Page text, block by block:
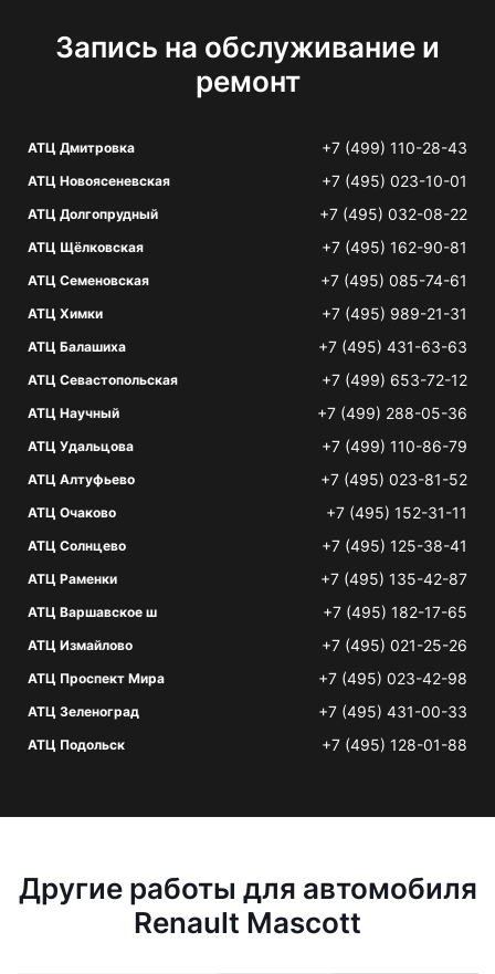
Запись на обслуживание и
ремонт
АТЦ Дмитровка +7 (499) 110-28-43
АТЦ Новоясеневская +7 (495) 023-10-01
АТЦ Долгопрудный +7 (495) 032-08-22
АТЦ Щёлковская +7 (495) 162-90-81
АТЦ Семеновская +7 (495) 085-74-61
АТЦ Химки +7 (495) 989-21-31
АТЦ Балашиха +7 (495) 431-63-63
АТЦ Севастопольская +7 (499) 653-72-12
АТЦ Научный +7 (499) 288-05-36
АТЦ Удальцова +7 (499) 110-86-79
АТЦ Алтуфьево +7 (495) 023-81-52
АТЦ Очаково +7 (495) 152-31-11
АТЦ Солнцево +7 (495) 125-38-41
АТЦ Раменки +7 (495) 135-42-87
АТЦ Варшавское ш +7 (495) 182-17-65
АТЦ Измайлово +7 (495) 021-25-26
АТЦ Проспект Мира +7 (495) 023-42-98
АТЦ Зеленоград +7 (495) 431-00-33
АТЦ Подольск +7 (495) 128-01-88
Другие работы для автомобиля
Renault Mascott